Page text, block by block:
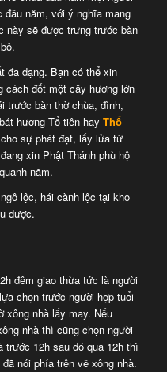
năm, với ý nghĩa mang
này sẽ được trưng trước bàn
đa dạng. Bạn có thể xin
cách đốt một cây hương lớn
trước bàn thờ chùa, đình,
hương Tổ tiên hay Thổ
sự phát đạt, lấy lửa từ
xin Phật Thánh phù hộ
năm.
lộc, hái cành lộc tại kho
được.
đêm giao thừa tức là người
chọn trước người hợp tuổi
xông nhà lấy may. Nếu
nhà thì cũng chọn người
trước 12h sau đó qua 12h thì
nói phía trên về xông nhà.